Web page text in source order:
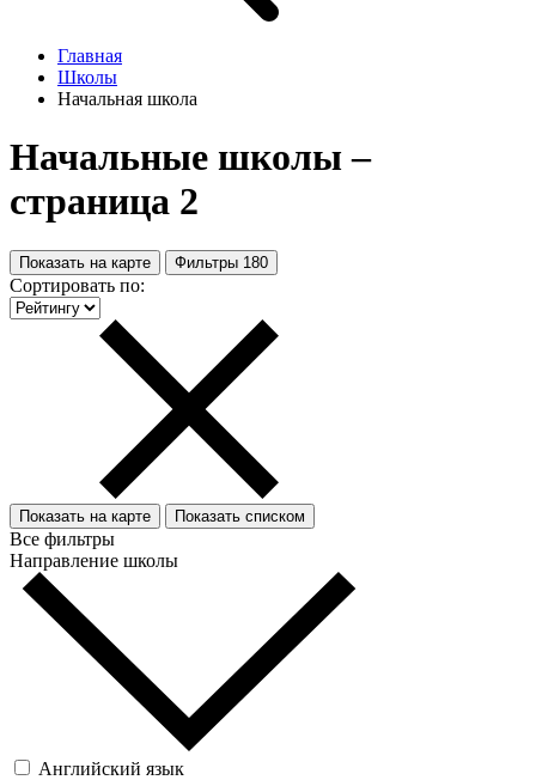
Главная
Школы
Начальная школа
Начальные школы –
страница 2
Показать на карте Фильтры 180
Сортировать по:
Показать на карте Показать списком
Все фильтры
Направление школы
Английский язык